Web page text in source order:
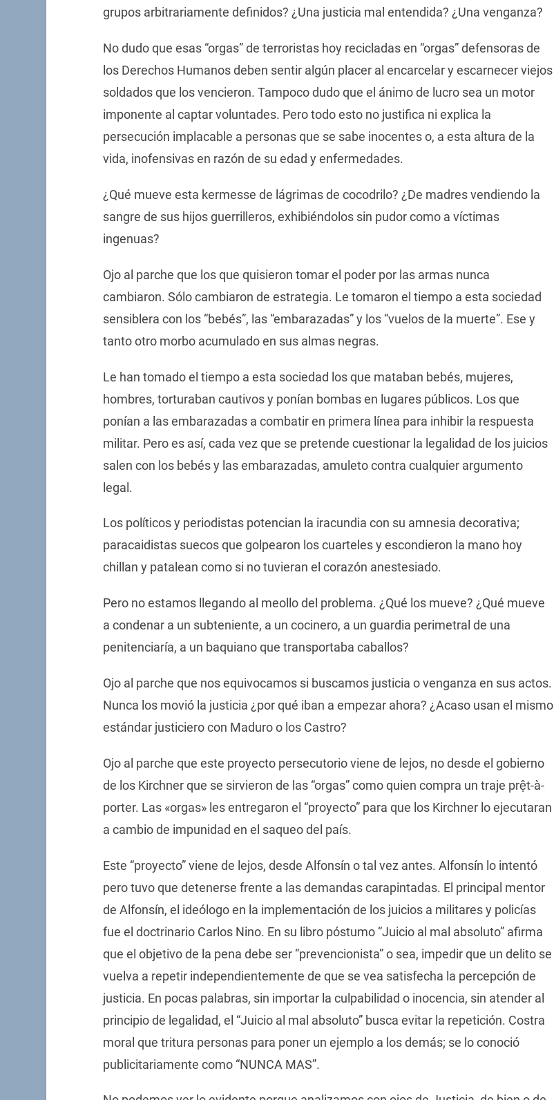
grupos arbitrariamente definidos? ¿Una justicia mal entendida? ¿Una venganza?
No dudo que esas “orgas” de terroristas hoy recicladas en “orgas” defensoras de
los Derechos Humanos deben sentir algún placer al encarcelar y escarnecer viejos
soldados que los vencieron. Tampoco dudo que el ánimo de lucro sea un motor
imponente al captar voluntades. Pero todo esto no justifica ni explica la
persecución implacable a personas que se sabe inocentes o, a esta altura de la
vida, inofensivas en razón de su edad y enfermedades.
¿Qué mueve esta kermesse de lágrimas de cocodrilo? ¿De madres vendiendo la
sangre de sus hijos guerrilleros, exhibiéndolos sin pudor como a víctimas
ingenuas?
Ojo al parche que los que quisieron tomar el poder por las armas nunca
cambiaron. Sólo cambiaron de estrategia. Le tomaron el tiempo a esta sociedad
sensiblera con los “bebés”, las “embarazadas” y los “vuelos de la muerte”. Ese y
tanto otro morbo acumulado en sus almas negras.
Le han tomado el tiempo a esta sociedad los que mataban bebés, mujeres,
hombres, torturaban cautivos y ponían bombas en lugares públicos. Los que
ponían a las embarazadas a combatir en primera línea para inhibir la respuesta
militar. Pero es así, cada vez que se pretende cuestionar la legalidad de los juicios
salen con los bebés y las embarazadas, amuleto contra cualquier argumento
legal.
Los políticos y periodistas potencian la iracundia con su amnesia decorativa;
paracaidistas suecos que golpearon los cuarteles y escondieron la mano hoy
chillan y patalean como si no tuvieran el corazón anestesiado.
Pero no estamos llegando al meollo del problema. ¿Qué los mueve? ¿Qué mueve
a condenar a un subteniente, a un cocinero, a un guardia perimetral de una
penitenciaría, a un baquiano que transportaba caballos?
Ojo al parche que nos equivocamos si buscamos justicia o venganza en sus actos.
Nunca los movió la justicia ¿por qué iban a empezar ahora? ¿Acaso usan el mismo
estándar justiciero con Maduro o los Castro?
Ojo al parche que este proyecto persecutorio viene de lejos, no desde el gobierno
de los Kirchner que se sirvieron de las “orgas” como quien compra un traje prệt-à-
porter. Las «orgas» les entregaron el “proyecto” para que los Kirchner lo ejecutaran
a cambio de impunidad en el saqueo del país.
Este “proyecto” viene de lejos, desde Alfonsín o tal vez antes. Alfonsín lo intentó
pero tuvo que detenerse frente a las demandas carapintadas. El principal mentor
de Alfonsín, el ideólogo en la implementación de los juicios a militares y policías
fue el doctrinario Carlos Nino. En su libro póstumo “Juicio al mal absoluto” afirma
que el objetivo de la pena debe ser “prevencionista” o sea, impedir que un delito se
vuelva a repetir independientemente de que se vea satisfecha la percepción de
justicia. En pocas palabras, sin importar la culpabilidad o inocencia, sin atender al
principio de legalidad, el “Juicio al mal absoluto” busca evitar la repetición. Costra
moral que tritura personas para poner un ejemplo a los demás; se lo conoció
publicitariamente como “NUNCA MAS”.